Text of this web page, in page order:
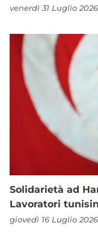
venerdì 31 Luglio 2026
Solidarietà ad
Lavoratori
giovedì 16 Luglio 2026